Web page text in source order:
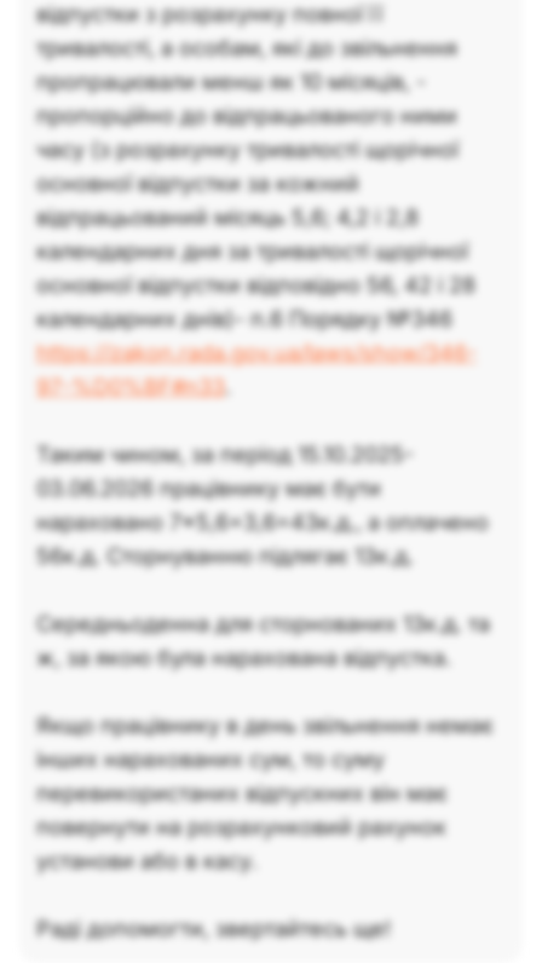
відпустки з розрахунку повної її
тривалості, а особам, які до звільнення
пропрацювали менш як 10 місяців, -
пропорційно до відпрацьованого ними
часу (з розрахунку тривалості щорічної
основної відпустки за кожний
відпрацьований місяць 5,6; 4,2 і 2,8
календарних дня за тривалості щорічної
основної відпустки відповідно 56, 42 і 28
календарних днів)- п.6 Порядку №346
https://zakon.rada.gov.ua/laws/show/346-
97-%D0%BF#n33.
Таким чином, за період 15.10.2025-
03.06.2026 працівнику має бути
нараховано 7*5,6+3,6=43к.д., а оплачено
56к.д. Сторнуванню підлягає 13к.д.
Середньоденна для сторнованих 13к.д. та
ж, за якою була нарахована відпустка.
Якщо працівнику в день звільнення немає
інших нарахованих сум, то суму
перевикористаних відпускних він має
повернути на розрахунковий рахунок
установи або в касу.
Раді допомогти, звертайтесь ще!